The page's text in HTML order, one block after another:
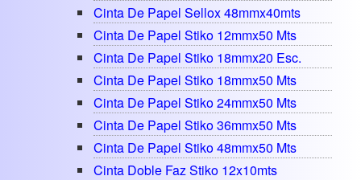
Cinta De Papel Sellox 48mmx40mts
Cinta De Papel Stiko 12mmx50 Mts
Cinta De Papel Stiko 18mmx20 Esc.
Cinta De Papel Stiko 18mmx50 Mts
Cinta De Papel Stiko 24mmx50 Mts
Cinta De Papel Stiko 36mmx50 Mts
Cinta De Papel Stiko 48mmx50 Mts
Cinta Doble Faz Stiko 12x10mts